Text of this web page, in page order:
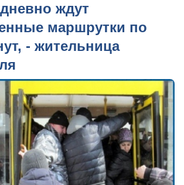
ждут
маршрутки по
- жительница